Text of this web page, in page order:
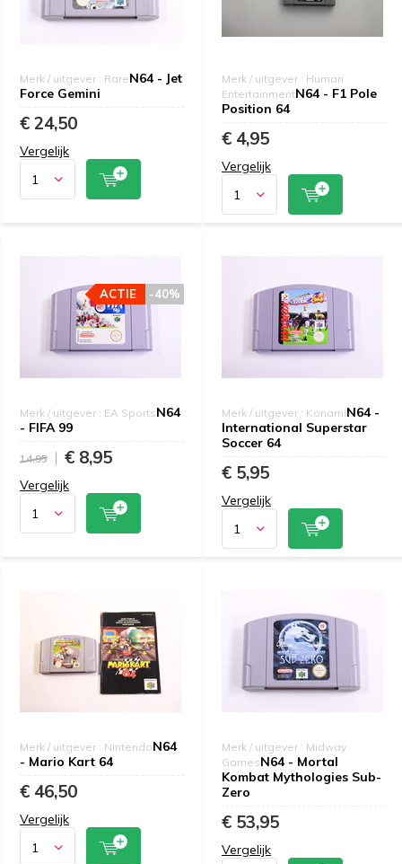
Merk / uitgever : RareN64 - Jet
Force Gemini
€ 24,50
Vergelijk
Merk / uitgever : Human
EntertainmentN64 - F1 Pole
Position 64
€ 4,95
Vergelijk
Merk / uitgever : EA SportsN64
- FIFA 99
-40%
ACTIE
14,95 € 8,95
Vergelijk
Merk / uitgever : KonamiN64 -
International Superstar
Soccer 64
€ 5,95
Vergelijk
Merk / uitgever : NintendoN64
- Mario Kart 64
€ 46,50
Vergelijk
Merk / uitgever : Midway
GamesN64 - Mortal
Kombat Mythologies Sub-
Zero
€ 53,95
Vergelijk